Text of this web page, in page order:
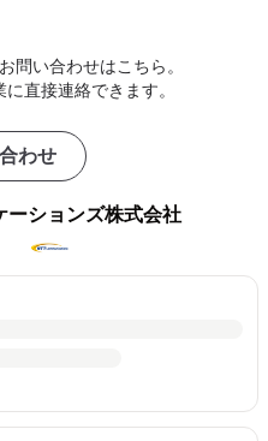
問い合わせはこちら。
直接連絡できます。
わせ
ションズ株式会社